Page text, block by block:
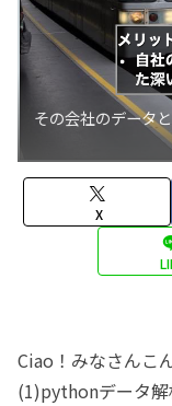
その会社のデータ
X
Ciao！みなさんこ
(1)pythonデータ